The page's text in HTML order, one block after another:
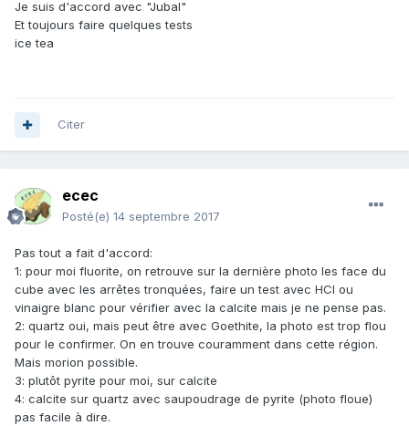
Je suis d'accord avec "Jubal"
Et toujours faire quelques tests
ice tea
Citer
ecec
Posté(e) 14 septembre 2017
Pas tout a fait d'accord:
1: pour moi fluorite, on retrouve sur la dernière photo les face du
cube avec les arrêtes tronquées, faire un test avec HCl ou
vinaigre blanc pour vérifier avec la calcite mais je ne pense pas.
2: quartz oui, mais peut être avec Goethite, la photo est trop flou
pour le confirmer. On en trouve couramment dans cette région.
Mais morion possible.
3: plutôt pyrite pour moi, sur calcite
4: calcite sur quartz avec saupoudrage de pyrite (photo floue)
pas facile à dire.